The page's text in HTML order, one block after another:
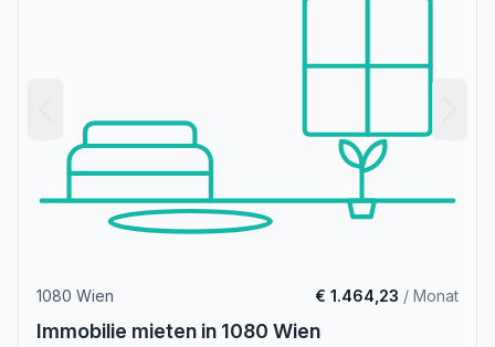
1080 Wien € 1.464,23 / Monat
Immobilie mieten in 1080 Wien